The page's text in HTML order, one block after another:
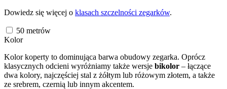
Dowiedz się więcej o klasach szczelności zegarków.
50 metrów
Kolor
Kolor koperty to dominująca barwa obudowy zegarka. Oprócz
klasycznych odcieni wyróżniamy także wersje bikolor – łączące
dwa kolory, najczęściej stal z żółtym lub różowym złotem, a także
ze srebrem, czernią lub innym akcentem.